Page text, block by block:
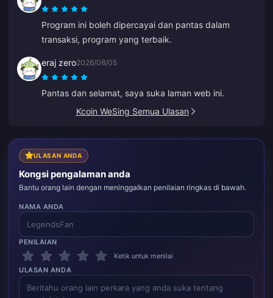
Program ini boleh dipercayai dan pantas dalam
transaksi, program yang terbaik.
eraj zero2026/08/05
Pantas dan selamat, saya suka laman web ini.
Kcoin WeSing Semua Ulasan
ULASAN ANDA
Kongsi pengalaman anda
Bantu orang lain dengan meninggalkan penilaian ringkas di bawah.
NAMA ANDA
PENILAIAN
Ketik untuk menilai
ULASAN ANDA